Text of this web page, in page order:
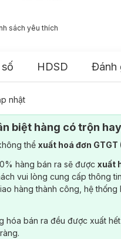
sách yêu thích
HDSD Đánh
nhật
biệt hàng có trộn
thể xuất hoá đơn GTGT
hàng bán ra sẽ được xuất
vui lòng cung cấp thông
hàng thành công, hệ
hóa bán ra đều được xuất